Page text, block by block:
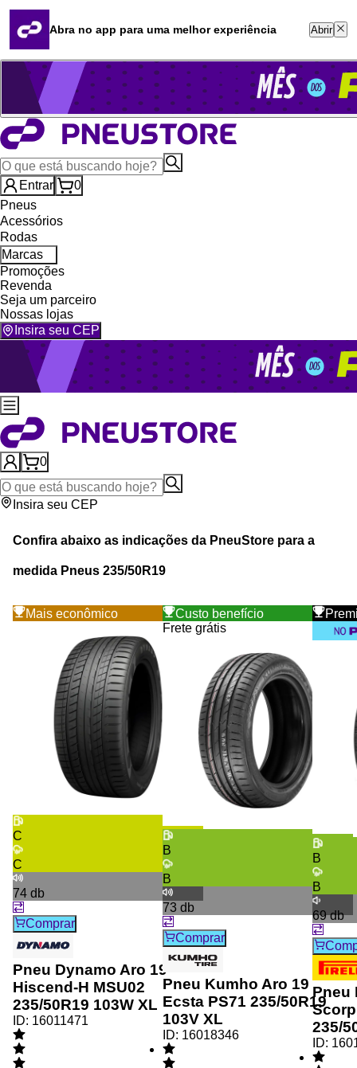
Quero revender
Blog
Whatsapp (16) 99764-8401
Televendas (47) 3046-2551
Entrar
0
Pneus
Acessórios
Rodas
Marcas
Promoções
Revenda
Seja um parceiro
Nossas lojas
Insira seu CEP
0
Insira seu CEP
Confira abaixo as indicações da PneuStore para a
medida Pneus 235/50R19
Mais econômico
C
C
74 db
Comprar
Pneu Dynamo Aro 19
Hiscend-H MSU02
235/50R19 103W XL
ID: 16011471
Custo benefício
Frete grátis
B
B
73 db
Comprar
Pneu Kumho Aro 19
Ecsta PS71 235/50R19
103V XL
ID: 16018346
B
B
69db
Pneu
235/
ID:
Abra no app para uma melhor experiência Abrir